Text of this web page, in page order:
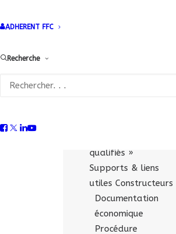
ADHERENT FFC
Recherche
qualifiés »
Supports & liens
utiles Constructeurs
Documentation
économique
Procédure